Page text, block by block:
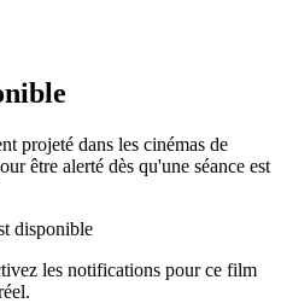
projeté dans les cinémas de
être alerté dès qu'une séance est
disponible
les notifications pour ce film